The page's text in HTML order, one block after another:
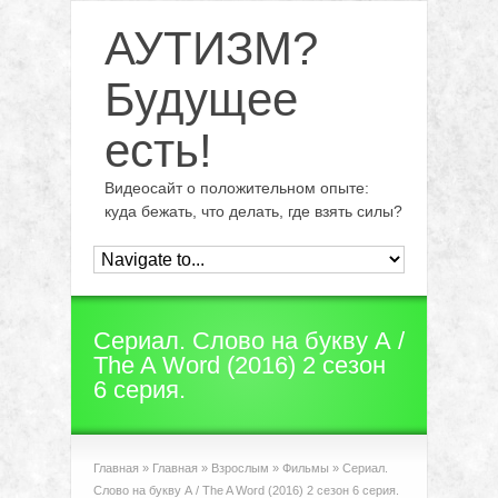
АУТИЗМ?
Будущее
есть!
Видеосайт о положительном опыте:
куда бежать, что делать, где взять силы?
Сериал. Слово на букву А /
The A Word (2016) 2 сезон
6 серия.
Главная » Главная » Взрослым » Фильмы » Сериал.
Слово на букву А / The A Word (2016) 2 сезон 6 серия.